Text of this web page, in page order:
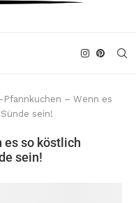
Pfannkuchen – Wenn es
sein!
es so köstlich
sein!